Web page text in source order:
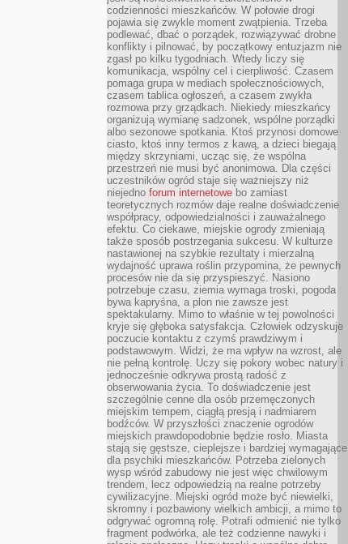
codzienności mieszkańców. W połowie drogi
pojawia się zwykle moment zwątpienia. Trzeba
podlewać, dbać o porządek, rozwiązywać drobne
konflikty i pilnować, by początkowy entuzjazm nie
zgasł po kilku tygodniach. Wtedy liczy się
komunikacja, wspólny cel i cierpliwość. Czasem
pomaga grupa w mediach społecznościowych,
czasem tablica ogłoszeń, a czasem zwykła
rozmowa przy grządkach. Niekiedy mieszkańcy
organizują wymianę sadzonek, wspólne porządki
albo sezonowe spotkania. Ktoś przynosi domowe
ciasto, ktoś inny termos z kawą, a dzieci biegają
między skrzyniami, ucząc się, że wspólna
przestrzeń nie musi być anonimowa. Dla części
uczestników ogród staje się ważniejszy niż
niejedno forum internetowe bo zamiast
teoretycznych rozmów daje realne doświadczenie
współpracy, odpowiedzialności i zauważalnego
efektu. Co ciekawe, miejskie ogrody zmieniają
także sposób postrzegania sukcesu. W kulturze
nastawionej na szybkie rezultaty i mierzalną
wydajność uprawa roślin przypomina, że pewnych
procesów nie da się przyspieszyć. Nasiono
potrzebuje czasu, ziemia wymaga troski, pogoda
bywa kapryśna, a plon nie zawsze jest
spektakularny. Mimo to właśnie w tej powolności
kryje się głęboka satysfakcja. Człowiek odzyskuje
poczucie kontaktu z czymś prawdziwym i
podstawowym. Widzi, że ma wpływ na wzrost, ale
nie pełną kontrolę. Uczy się pokory wobec natury i
jednocześnie odkrywa prostą radość z
obserwowania życia. To doświadczenie jest
szczególnie cenne dla osób przemęczonych
miejskim tempem, ciągłą presją i nadmiarem
bodźców. W przyszłości znaczenie ogrodów
miejskich prawdopodobnie będzie rosło. Miasta
stają się gęstsze, cieplejsze i bardziej wymagające
dla psychiki mieszkańców. Potrzeba zielonych
wysp wśród zabudowy nie jest więc chwilowym
trendem, lecz odpowiedzią na realne potrzeby
cywilizacyjne. Miejski ogród może być niewielki,
skromny i pozbawiony wielkich ambicji, a mimo to
odgrywać ogromną rolę. Potrafi odmienić nie tylko
fragment podwórka, ale też codzienne nawyki i